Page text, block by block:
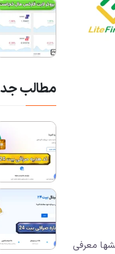
معرفی
مطالب